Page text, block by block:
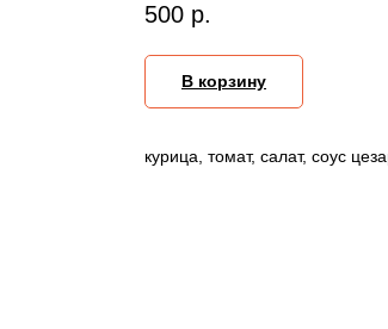
500 р.
В корзину
курица, томат, салат, соус